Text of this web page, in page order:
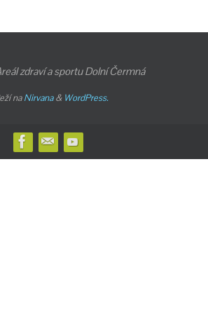
zdraví a sportu Dolní Čermná
naNirvana& WordPress.